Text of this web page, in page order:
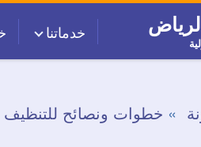
خدماتنا
خطوات ونصائح للتنظيف